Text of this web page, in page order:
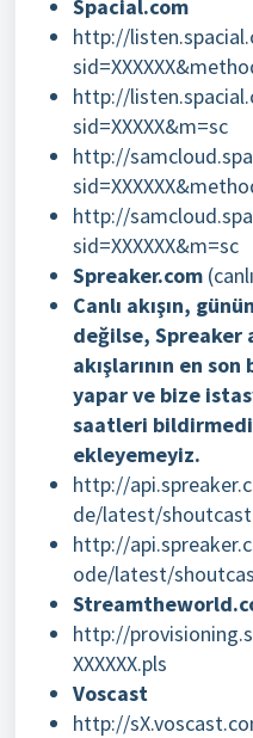
Spacial.com
http://
http://
sid=XXXXX&m=sc
http://
http://
sid=XXXXXX&m=sc
Spreaker.com
Canlı akışın,
değilse, Spreaker
akışlarının en
yapar ve bize
saatleri
ekleyemeyiz.
http://
de/latest/
http://
ode/latest/
http://
XXXXXX.pls
Voscast
http://